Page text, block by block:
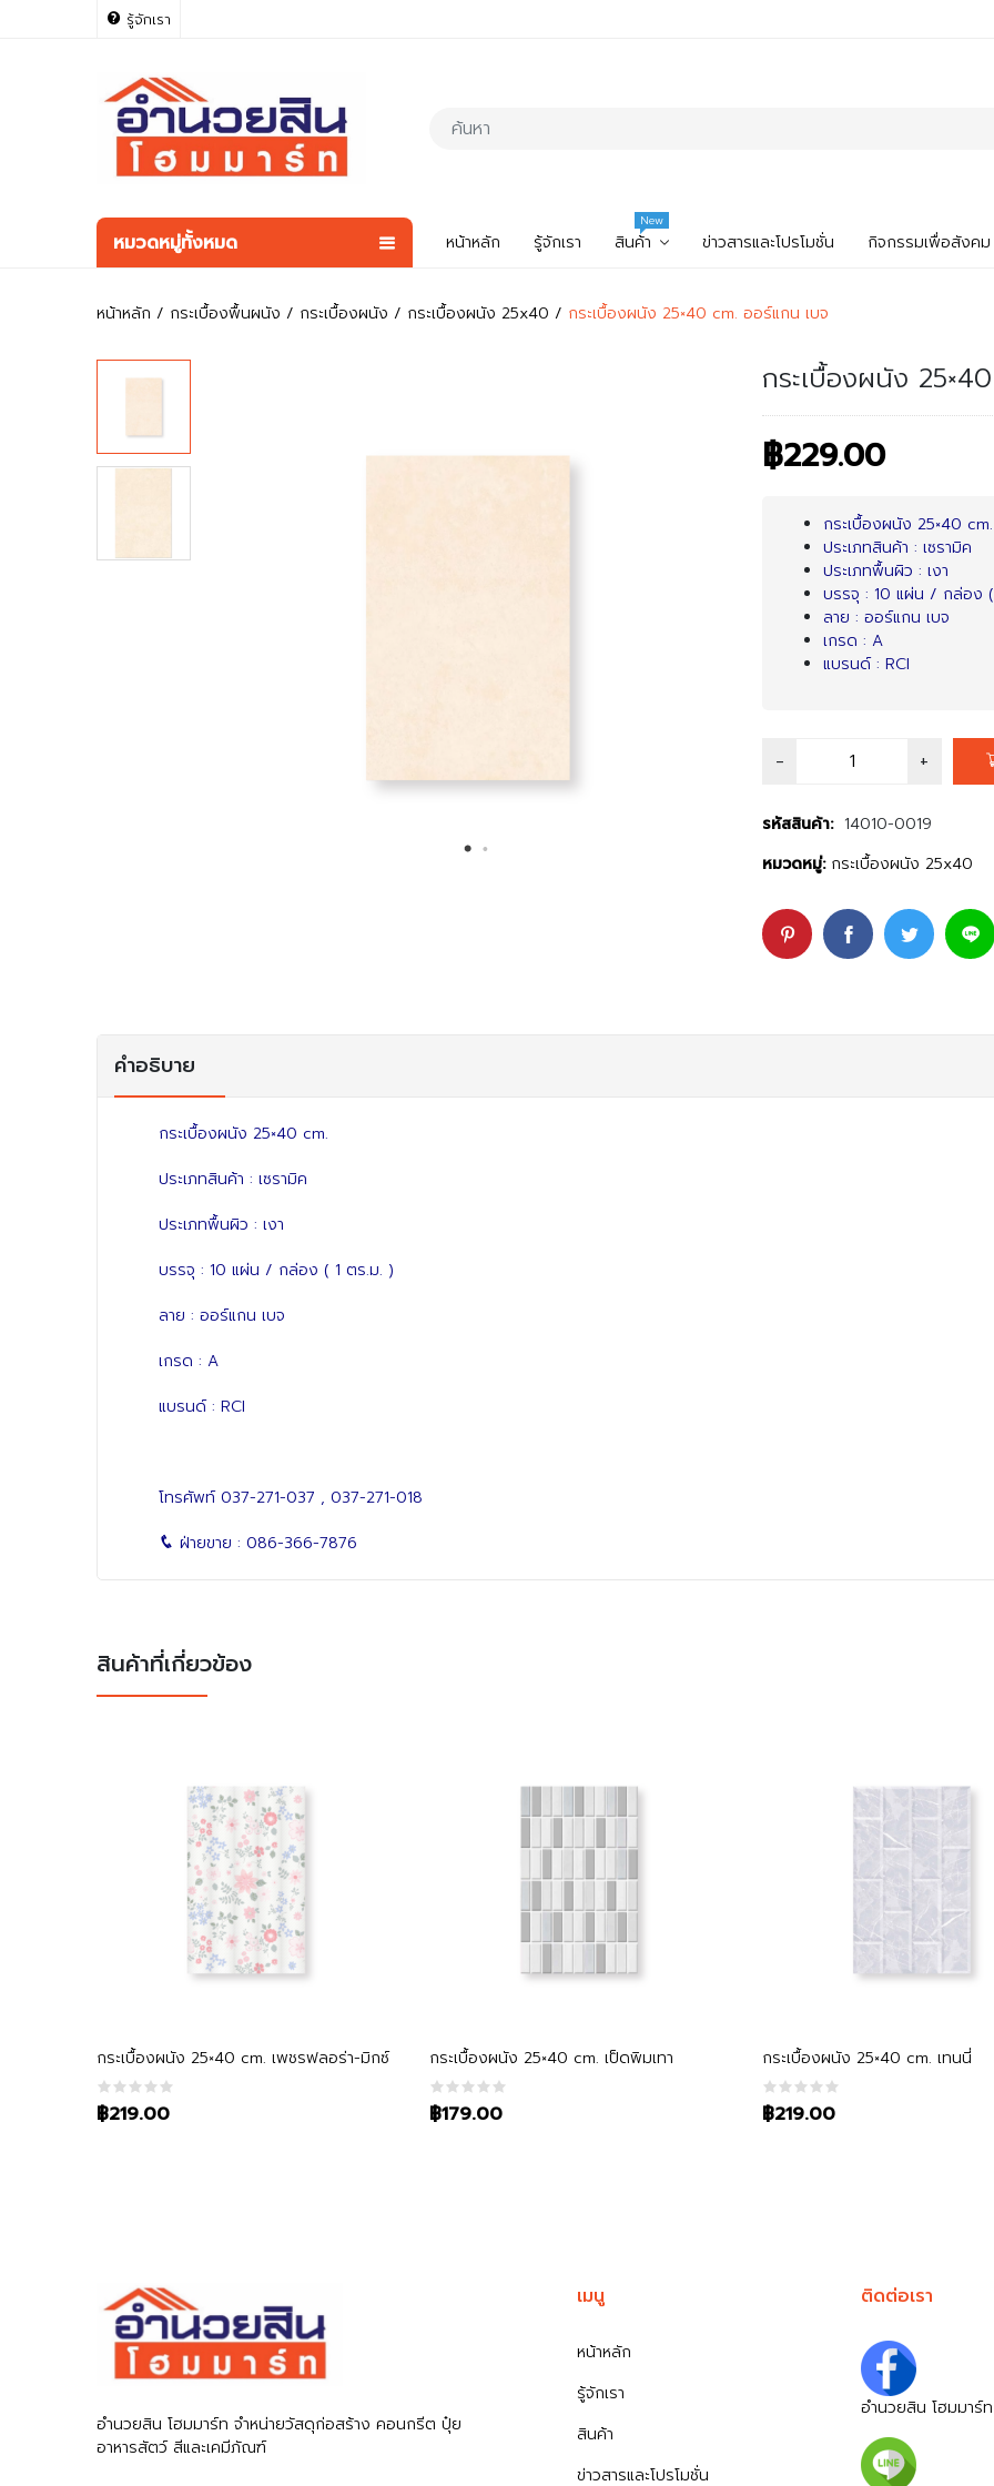
รู้จักเรา
หมวดหมู่ทั้งหมด หน้าหลัก รู้จักเรา สินค้า ข่าวสารและโปรโมชั่น กิจกรรมเพื่อสังคม
หน้าหลัก กระเบื้องพื้นผนัง กระเบื้องผนัง กระเบื้องผนัง 25x40 กระเบื้องผนัง 25×40 cm. ออร์แกน เบจ
กระเบื้องผนัง
฿229.00
กระเบื้องผนัง 25×40 cm.
ประเภทสินค้า : เซรามิค
ประเภทพื้นผิว : เงา
บรรจุ : 10 แผ่น / กล่อง
ลาย : ออร์แกน เบจ
เกรด : A
แบรนด์ : RCI
รหัสสินค้า: 14010-0019
หมวดหมู่: กระเบื้องผนัง 25x40
คำอธิบาย
กระเบื้องผนัง 25×40 cm.
ประเภทสินค้า : เซรามิค
ประเภทพื้นผิว : เงา
บรรจุ : 10 แผ่น / กล่อง ( 1 ตร.ม. )
ลาย : ออร์แกน เบจ
เกรด : A
แบรนด์ : RCI
โทรศัพท์ 037-271-037 , 037-271-018
ฝ่ายขาย : 086-366-7876
สินค้าที่เกี่ยวข้อง
กระเบื้องผนัง 25×40 cm. เพชรฟลอร่า-มิกซ์
฿219.00
หยิบใส่ตะกร้า กระเบื้องผนัง 25×40 cm. เป็ดพิมเทา
฿179.00
หยิบใส่ตะกร้า กระเบื้องผนัง 25×40 cm. เทนนี่
฿219.00
หยิบใส่ตะกร้า
อำนวยสิน โฮมมาร์ท จำหน่ายวัสดุก่อสร้าง คอนกรีต ปุ๋ย
อาหารสัตว์ สีและเคมีภัณฑ์
เมนู
หน้าหลัก
รู้จักเรา
สินค้า
ข่าวสารและโปรโมชั่น
ติดต่อเรา
อำนวยสิน โฮมมาร์ท